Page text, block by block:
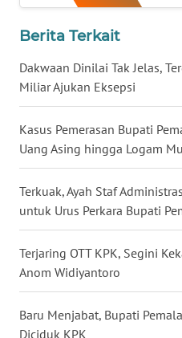
Berita Terkait
Dakwaan Dinilai Tak Jelas,
Miliar Ajukan Eksepsi
Kasus Pemerasan Bupati
Uang Asing hingga Logam
Terkuak, Ayah Staf
untuk Urus Perkara Bupati
Terjaring OTT KPK, Segini
Anom Widiyantoro
Baru Menjabat, Bupati
Diciduk KPK
SUMSEL
BENGKULU
LAMPUNG
JATENG